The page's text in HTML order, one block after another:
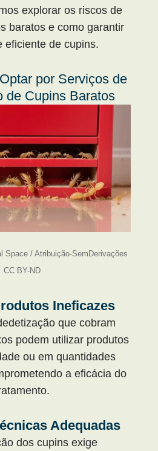
explorar os riscos de
baratos e como garantir
eficiente de cupins.
por Serviços de
de Cupins Baratos
Space / Atribuição-SemDerivações
CC BY-ND
Ineficazes
que cobram
podem utilizar produtos
ou em quantidades
a eficácia do
Adequadas
dos cupins exige